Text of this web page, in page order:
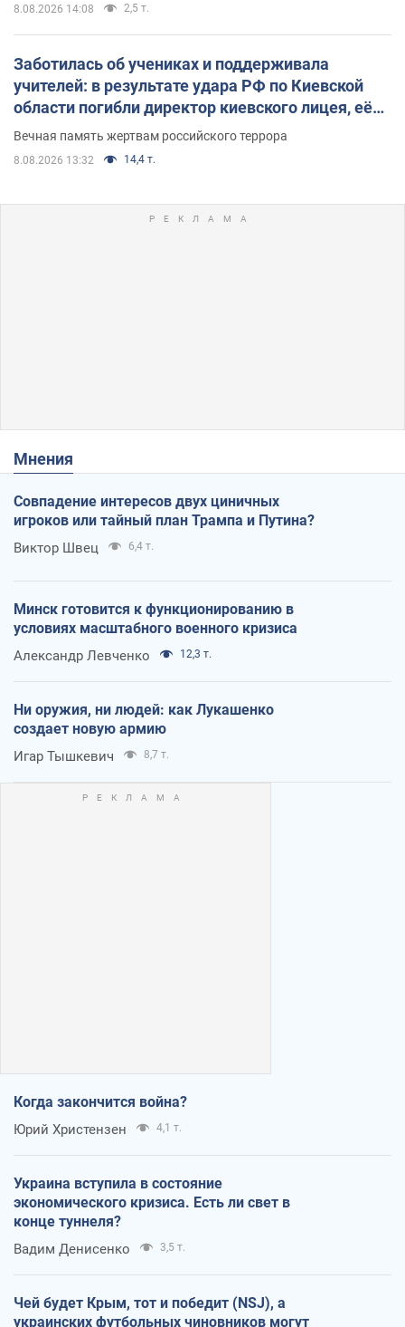
8.08.2026 14:08 2,5 т.
Заботилась об учениках и поддерживала
учителей: в результате удара РФ по Киевской
области погибли директор киевского лицея, её
муж и внук
Вечная память жертвам российского террора
8.08.2026 13:32 14,4 т.
Мнения
Совпадение интересов двух циничных
игроков или тайный план Трампа и Путина?
Виктор Швец 6,4 т.
Минск готовится к функционированию в
условиях масштабного военного кризиса
Александр Левченко 12,3 т.
Ни оружия, ни людей: как Лукашенко
создает новую армию
Игар Тышкевич 8,7 т.
Когда закончится война?
Юрий Христензен 4,1 т.
Украина вступила в состояние
экономического кризиса. Есть ли свет в
конце туннеля?
Вадим Денисенко 3,5 т.
Чей будет Крым, тот и победит (NSJ), а
украинских футбольных чиновников могут